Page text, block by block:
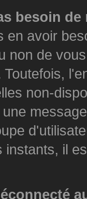
besoin
en avoir
non de
non-
instants, il